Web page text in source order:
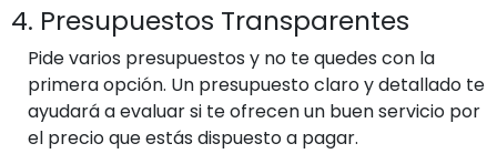
4. Presupuestos Transparentes
Pide varios presupuestos y no te quedes con la
primera opción. Un presupuesto claro y detallado te
ayudará a evaluar si te ofrecen un buen servicio por
el precio que estás dispuesto a pagar.